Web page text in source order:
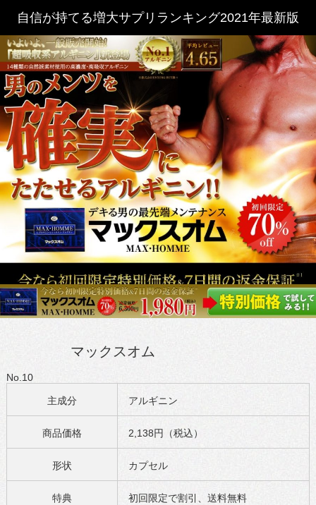
自信が持てる増大サプリランキング2021年最新版
マックスオム
No.10
主成分 アルギニン
商品価格 2,138円（税込）
形状 カプセル
特典 初回限定で割引、送料無料